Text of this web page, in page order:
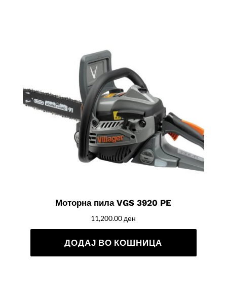
Моторна пила VGS 3920 PE
11,200.00 ден
ДОДАЈ ВО КОШНИЦА